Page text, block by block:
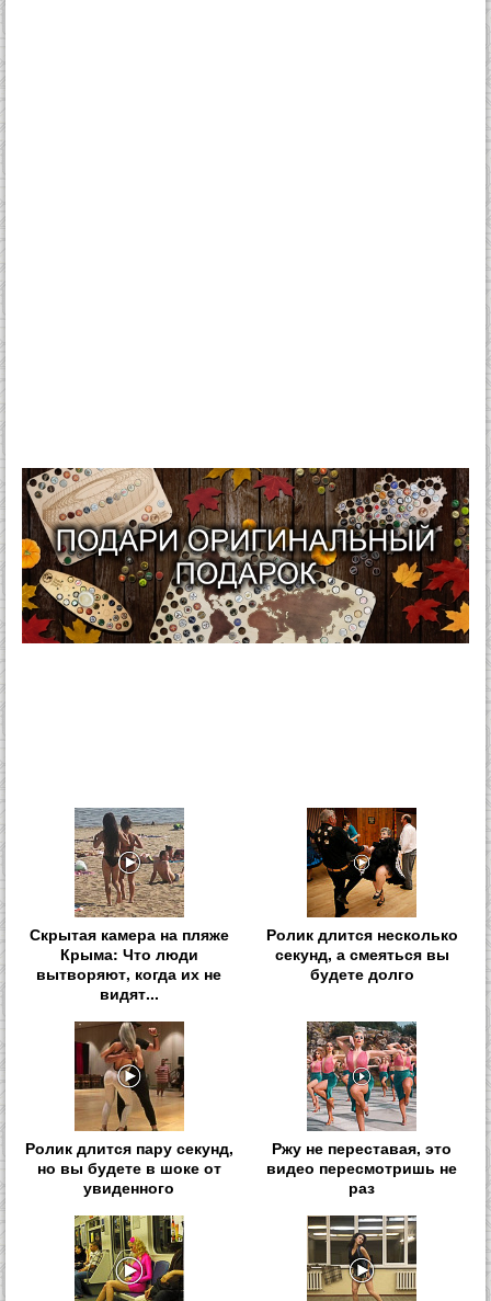
Скрытая камера на пляже
Крыма: Что люди
вытворяют, когда их не
видят...
Ролик длится несколько
секунд, а смеяться вы
будете долго
Ролик длится пару секунд,
но вы будете в шоке от
увиденного
Ржу не переставая, это
видео пересмотришь не
раз